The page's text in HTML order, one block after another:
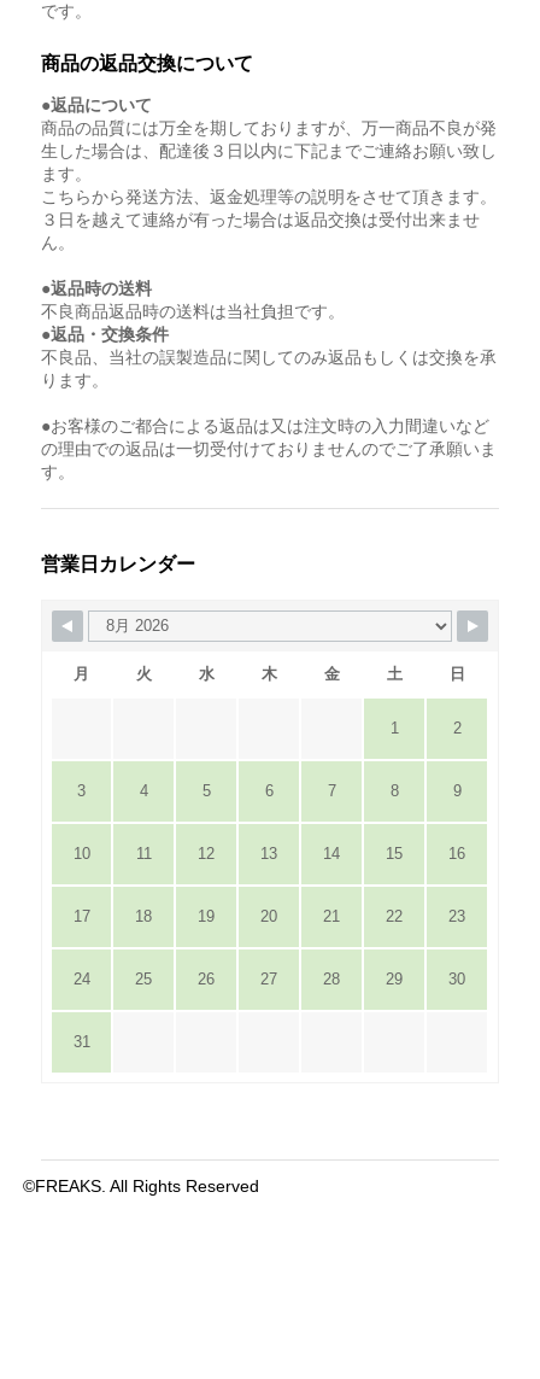
です。
商品の返品交換について
●返品について
商品の品質には万全を期しておりますが、万一商品不良が発
生した場合は、配達後３日以内に下記までご連絡お願い致し
ます。
こちらから発送方法、返金処理等の説明をさせて頂きます。
３日を越えて連絡が有った場合は返品交換は受付出来ませ
ん。
●返品時の送料
不良商品返品時の送料は当社負担です。
●返品・交換条件
不良品、当社の誤製造品に関してのみ返品もしくは交換を承
ります。
●お客様のご都合による返品は又は注文時の入力間違いなど
の理由での返品は一切受付けておりませんのでご了承願いま
す。
営業日カレンダー
月 火 水 木 金 土 日
1 2
3 4 5 6 7 8 9
10 11 12 13 14 15 16
17 18 19 20 21 22 23
24 25 26 27 28 29 30
31
©FREAKS. All Rights Reserved